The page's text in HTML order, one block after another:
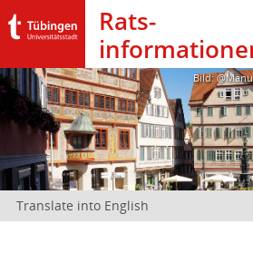
Rats­
Bild:
Translate into English